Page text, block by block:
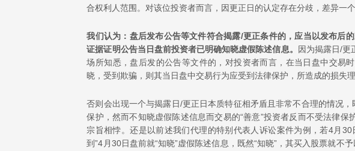
合权利人范围。对该位投资者而言，因更正日的认定存在分歧，差异一
我们认为：盘后发布公告等文件符合揭露/更正条件的，应当以发布后
证据证明公告当日盘前投资者已明确知晓虚假陈述信息。
因为揭露日/更
场所知悉，盘后发的公告等文件的，对投资者而言，在当日盘中交易
晓，受到欺骗，则其当日盘中交易行为应受到法律保护，所造成的损失
否则会出现一个与揭露日/更正日本质特征相矛盾且非常不合理的情况
保护，然而不知晓虚假陈述信息而交易的“善意”投资者反而不受法律
宗旨相悖。还是以前述我们代理的特别代表人诉讼案件为例，若4月
到”4月30日盘前就“知晓”虚假陈述信息，既然“知晓”，其买入股票就不